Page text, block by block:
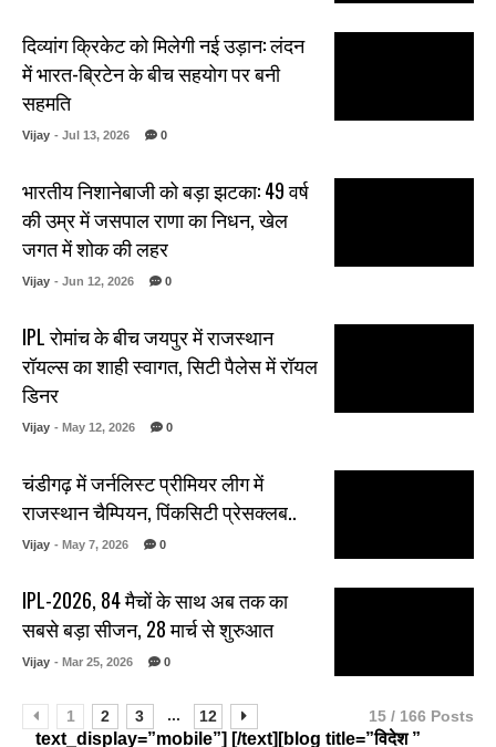
दिव्यांग क्रिकेट को मिलेगी नई उड़ान: लंदन
में भारत-ब्रिटेन के बीच सहयोग पर बनी
सहमति
Vijay - Jul 13, 2026 0
भारतीय निशानेबाजी को बड़ा झटका: 49 वर्ष
की उम्र में जसपाल राणा का निधन, खेल
जगत में शोक की लहर
Vijay - Jun 12, 2026 0
IPL रोमांच के बीच जयपुर में राजस्थान
रॉयल्स का शाही स्वागत, सिटी पैलेस में रॉयल
डिनर
Vijay - May 12, 2026 0
चंडीगढ़ में जर्नलिस्ट प्रीमियर लीग में
राजस्थान चैम्पियन, पिंकसिटी प्रेसक्लब..
Vijay - May 7, 2026 0
IPL-2026, 84 मैचों के साथ अब तक का
सबसे बड़ा सीजन, 28 मार्च से शुरुआत
Vijay - Mar 25, 2026 0
1 2 3 ... 12 15 / 166 Posts
text_display=”mobile”] [/text][blog title=”विदेश ”